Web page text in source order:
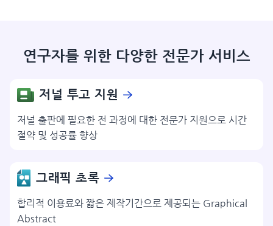
연구자를 위한 다양한 전문가 서비스
저널 투고 지원
저널 출판에 필요한 전 과정에 대한 전문가 지원으로 시간
절약 및 성공률 향상
그래픽 초록
합리적 이용료와 짧은 제작기간으로 제공되는 Graphical
Abstract